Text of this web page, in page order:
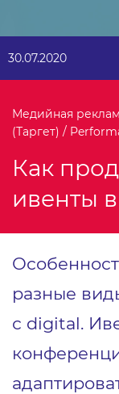
30.07.2020
Медийная
(Таргет) /
Как
ивенты
разные
с digital.